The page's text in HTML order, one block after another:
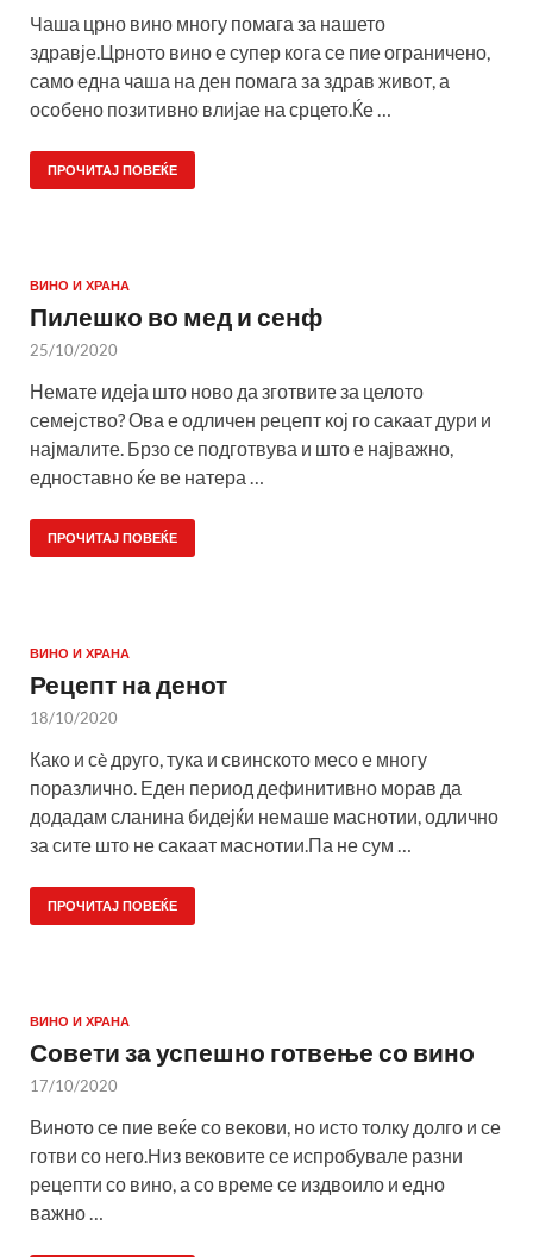
Чаша црно вино многу помага за нашето
здравје.Црното вино е супер кога се пие ограничено,
само една чаша на ден помага за здрав живот, а
особено позитивно влијае на срцето.Ќе …
ПРОЧИТАЈ ПОВЕЌЕ
ВИНО И ХРАНА
Пилешко во мед и сенф
25/10/2020
Немате идеја што ново да зготвите за целото
семејство? Ова е одличен рецепт кој го сакаат дури и
најмалите. Брзо се подготвува и што е најважно,
едноставно ќе ве натера …
ПРОЧИТАЈ ПОВЕЌЕ
ВИНО И ХРАНА
Рецепт на денот
18/10/2020
Како и сè друго, тука и свинското месо е многу
поразлично. Еден период дефинитивно морав да
додадам сланина бидејќи немаше маснотии, одлично
за сите што не сакаат маснотии.Па не сум …
ПРОЧИТАЈ ПОВЕЌЕ
ВИНО И ХРАНА
Совети за успешно готвење со вино
17/10/2020
Виното се пие веќе со векови, но исто толку долго и се
готви со него.Низ вековите се испробувале разни
рецепти со вино, а со време се издвоило и едно
важно …